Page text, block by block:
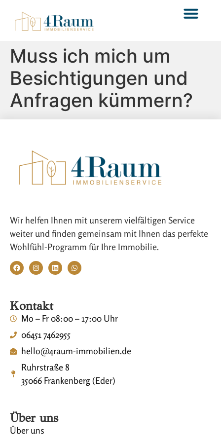
Muss ich mich um
Besichtigungen und
Anfragen kümmern?
Wir helfen Ihnen mit unserem vielfältigen Service
weiter und finden gemeinsam mit Ihnen das perfekte
Wohlfühl-Programm für Ihre Immobilie.
Kontakt
Mo – Fr 08:00 – 17:00 Uhr
06451 7462955
hello@4raum-immobilien.de
Ruhrstraße 8
35066 Frankenberg (Eder)
Über uns
Über uns